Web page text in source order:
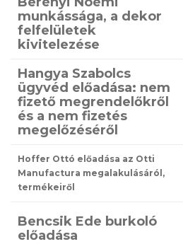
munkássága, a dekor
felfelületek
kivitelezése
Hangya Szabolcs
ügyvéd előadása: nem
fizető megrendelőkről
és a nem fizetés
megelőzéséről
Hoffer Ottó előadása az Otti
Manufactura megalakulásáról,
termékeiről
Bencsik Ede burkoló
előadása